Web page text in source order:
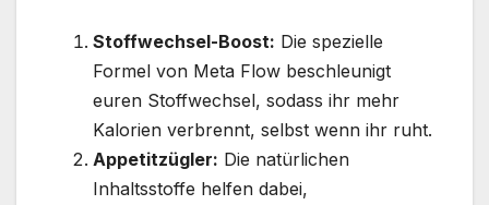
Stoffwechsel-Boost: Die spezielle
Formel von Meta Flow beschleunigt
euren Stoffwechsel, sodass ihr mehr
Kalorien verbrennt, selbst wenn ihr ruht.
Appetitzügler: Die natürlichen
Inhaltsstoffe helfen dabei,